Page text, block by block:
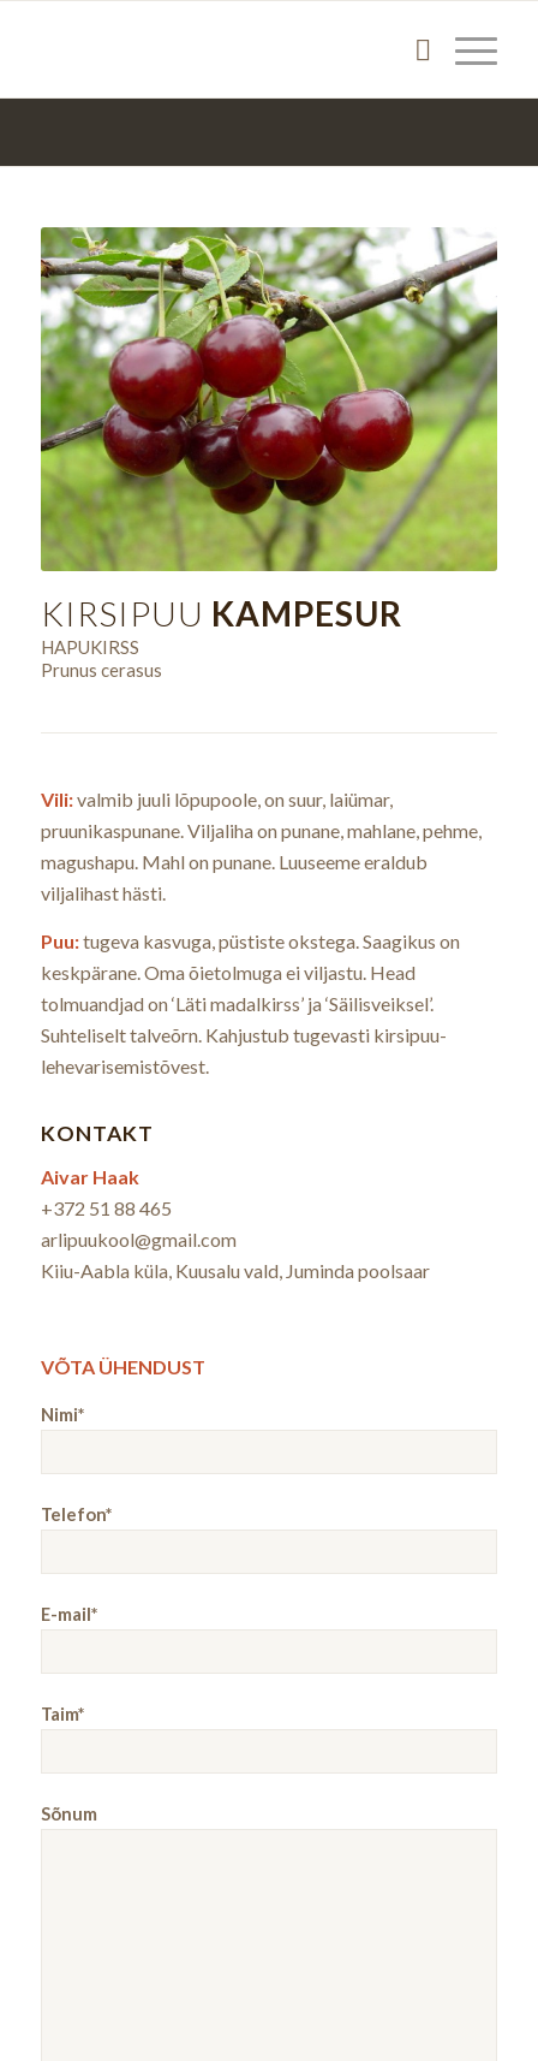
KIRSIPUU KAMPESUR
HAPUKIRSS
Prunus cerasus
Vili:valmib juuli lõpupoole, on suur, laiümar,
pruunikaspunane. Viljaliha on punane, mahlane, pehme,
magushapu. Mahl on punane. Luuseeme eraldub
viljalihast hästi.
Puu:tugeva kasvuga, püstiste okstega. Saagikus on
keskpärane. Oma õietolmuga ei viljastu. Head
tolmuandjad on ‘Läti madalkirss’ ja ‘Säilisveiksel’.
Suhteliselt talveõrn. Kahjustub tugevasti kirsipuu-
lehevarisemistõvest.
KONTAKT
Aivar Haak
+372 51 88 465
arlipuukool@gmail.com
Kiiu-Aabla küla, Kuusalu vald, Juminda poolsaar
VÕTA ÜHENDUST
Nimi*
Telefon*
E-mail*
Taim*
Sõnum